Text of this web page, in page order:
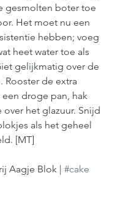
gesmolten boter toe
Het moet nu een
hebben; voeg
heet water toe als
gelijkmatig over de
Rooster de extra
droge pan, hak
het glazuur. Snijd
als het geheel
[MT]
Aagje Blok | #cake